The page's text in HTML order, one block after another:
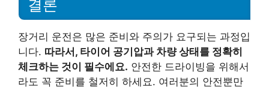
결론
장거리 운전은 많은 준비와 주의가 요구되는 과정입
니다. 따라서, 타이어 공기압과 차량 상태를 정확히
체크하는 것이 필수에요. 안전한 드라이빙을 위해서
라도 꼭 준비를 철저히 하세요. 여러분의 안전뿐만